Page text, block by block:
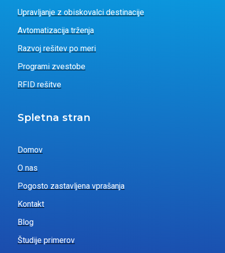
Upravljanje z obiskovalci destinacije
Avtomatizacija trženja
Razvoj rešitev po meri
Programi zvestobe
RFID rešitve
Spletna stran
Domov
O nas
Pogosto zastavljena vprašanja
Kontakt
Blog
Študije primerov